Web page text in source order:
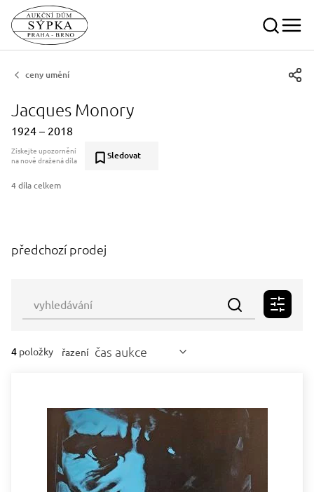
ceny umění
Jacques Monory
1924 – 2018
Získejte upozornění
na nově dražená díla
Sledovat
4 díla celkem
předchozí prodej
4 položky řazení čas aukce